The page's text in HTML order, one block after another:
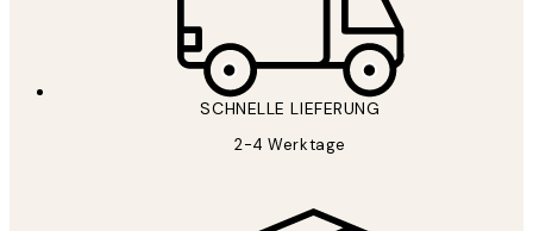
SCHNELLE LIEFERUNG
2-4 Werktage